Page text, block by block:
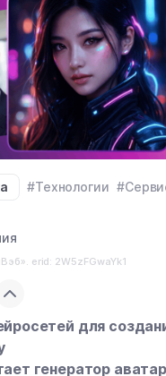
#Технологии
erid: 2W5zFGwaYk1
для
генератор